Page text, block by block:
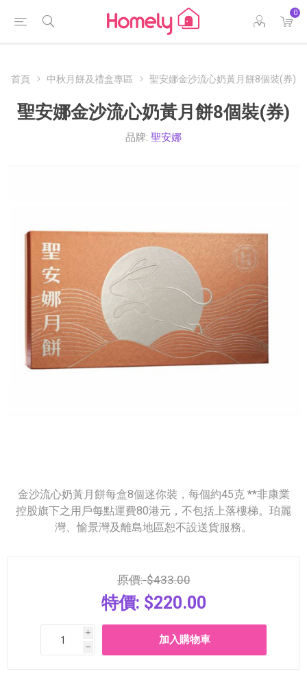
0
首頁 中秋月餅及禮盒專區 聖安娜金沙流心奶黃月餅8個裝(券)
聖安娜金沙流心奶黃月餅8個裝(券)
品牌: 聖安娜
金沙流心奶黃月餅每盒8個迷你裝，每個約45克 **非康業
控股旗下之用戶每點運費80港元，不包括上落樓梯。珀麗
灣、愉景灣及離島地區恕不設送貨服務。
原價: $433.00
特價: $220.00
i
h